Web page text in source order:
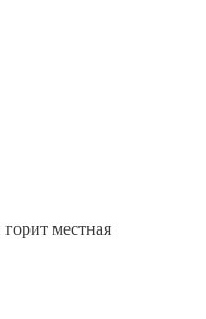
местная